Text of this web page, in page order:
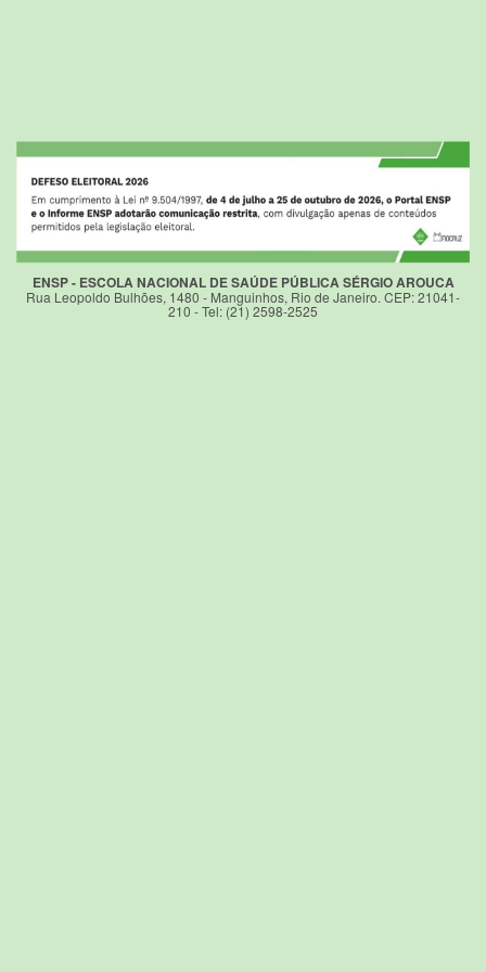
ENSP - ESCOLA NACIONAL DE SAÚDE PÚBLICA SÉRGIO AROUCA
Rua Leopoldo Bulhões, 1480 - Manguinhos, Rio de Janeiro. CEP: 21041-
210 - Tel: (21) 2598-2525